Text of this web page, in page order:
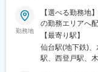
勤務地
【選べる勤務地
の勤務エリアへ
伴う転勤はあり
東京や大阪など
リア＞東京都、
【最寄り駅】
仙台駅(地下鉄)
駅、西登戸駅、